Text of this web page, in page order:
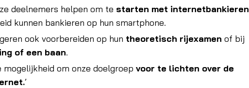
deelnemers helpen om te starten met internetbankieren
kunnen bankieren op hun smartphone.
ook voorbereiden op hun theoretisch rijexamen of bij
of een baan.
om onze doelgroep voor te lichten over de
’